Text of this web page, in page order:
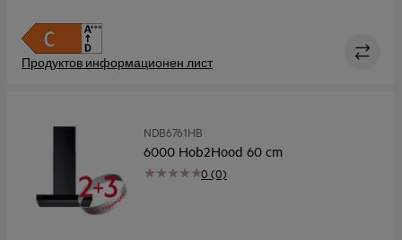
Ниво на шум, макс./мин (dB)
69 / 48
Продуктов информационен лист
NDB6761HB
0 (0)
6000 Hob2Hood 60 cm